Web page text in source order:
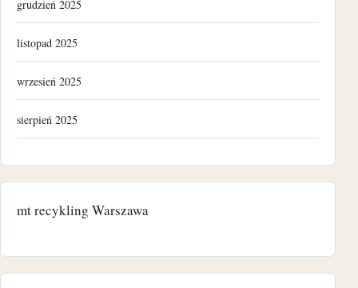
grudzień 2025
listopad 2025
wrzesień 2025
sierpień 2025
czerwiec 2024
mt recykling Warszawa